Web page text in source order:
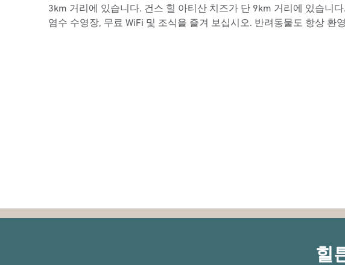
3km 거리에 있습니다. 건스 힐 아티산 치즈가 단 9km 거리에 있습니
염수 수영장, 무료 WiFi 및 조식을 즐겨 보십시오. 반려동물도 항상 환
힐